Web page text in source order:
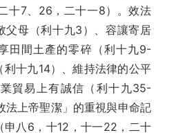
十7、26，二十一8）。效法
父母（利十九3）、容讓寄居
田間土產的零碎（利十九9-
利十九14）、維持法律的公平
業貿易上有誠信（利十九35-
法上帝聖潔」的重視與申命記
申八6，十12，十一22，二十